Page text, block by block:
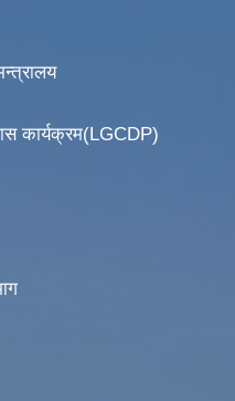
कार्यक्रम(LGCDP)